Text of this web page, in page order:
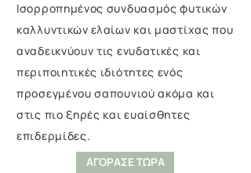
Ισορροπημένος συνδυασμός φυτικών
καλλυντικών ελαίων και μαστίχας που
αναδεικνύουν τις ενυδατικές και
περιποιητικές ιδιότητες ενός
προσεγμένου σαπουνιού ακόμα και
στις πιο ξηρές και ευαίσθητες
επιδερμίδες.
ΑΓΟΡΑΣΕ ΤΩΡΑ